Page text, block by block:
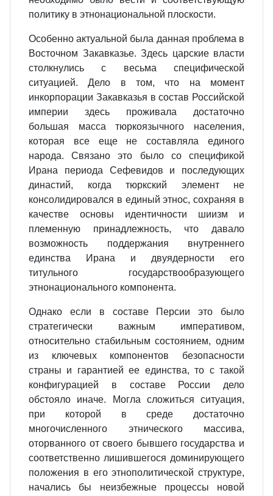
политику в этнонациональной плоскости.
Особенно актуальной была данная проблема в
Восточном Закавказье. Здесь царские власти
столкнулись с весьма специфической
ситуацией. Дело в том, что на момент
инкорпорации Закавказья в состав Российской
империи здесь проживала достаточно
большая масса тюркоязычного населения,
которая все еще не составляла единого
народа. Связано это было со спецификой
Ирана периода Сефевидов и последующих
династий, когда тюркский элемент не
консолидировался в единый этнос, сохраняя в
качестве основы идентичности шиизм и
племенную принадлежность, что давало
возможность поддержания внутреннего
единства Ирана и двуядерности его
титульного государствообразующего
этнонационального компонента.
Однако если в составе Персии это было
стратегически важным императивом,
относительно стабильным состоянием, одним
из ключевых компонентов безопасности
страны и гарантией ее единства, то с такой
конфигурацией в составе России дело
обстояло иначе. Могла сложиться ситуация,
при которой в среде достаточно
многочисленного этнического массива,
оторванного от своего бывшего государства и
соответственно лишившегося доминирующего
положения в его этнополитической структуре,
начались бы неизбежные процессы новой